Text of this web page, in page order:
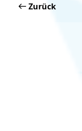
Zurück